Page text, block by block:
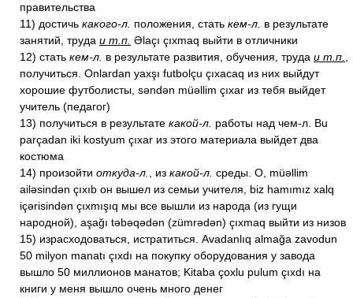
правительства
11) достичь какого-л. положения, стать кем-л. в результате
занятий, труда и т.п. Əlaçı çıxmaq выйти в отличники
12) стать кем-л. в результате развития, обучения, труда и т.п.
получиться. Onlardan yaxşı futbolçu çıxacaq из них выйдут
хорошие футболисты, səndən müəllim çıxar из тебя выйдет
учитель (педагог)
13) получиться в результате какой-л. работы над чем-л. Bu
parçadan iki kostyum çıxar из этого материала выйдет два
костюма
14) произойти откуда-л. , из какой-л. среды. O, müəllim
ailəsindən çıxıb он вышел из семьи учителя, biz hamımız xalq
içərisindən çıxmışıq мы все вышли из народа (из гущи
народной), aşağı təbəqədən (zümrədən) çıxmaq выйти из низов
15) израсходоваться, истратиться. Avadanlıq almağa zavodun
50 milyon manatı çıxdı на покупку оборудования у завода
вышло 50 миллионов манатов; Kitaba çoxlu pulum çıxdı на
книги у меня вышло очень много денег